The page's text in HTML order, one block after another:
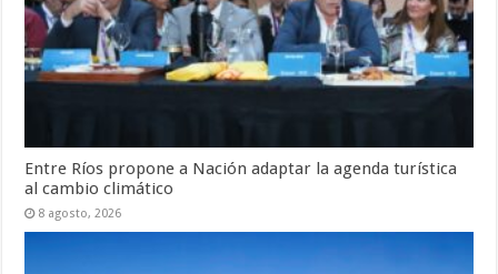
Entre Ríos propone a Nación adaptar la agenda turística
al cambio climático
8 agosto, 2026